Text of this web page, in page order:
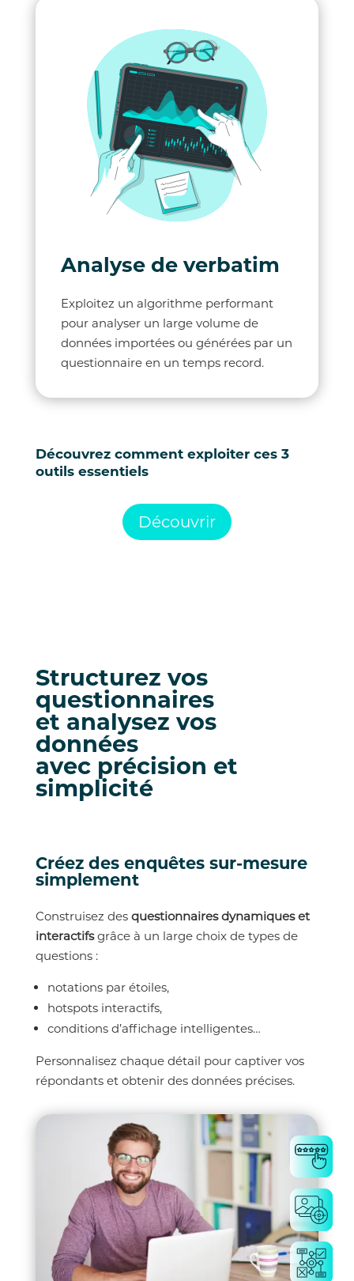
Analyse de verbatim
Exploitez un algorithme performant
pour analyser un large volume de
données importées ou générées par un
questionnaire en un temps record.
Découvrez comment exploiter ces 3
outils essentiels
Découvrir
Structurez vos
questionnaires
et analysez vos
données
avec précision et
simplicité
Créez des enquêtes sur-mesure
simplement
Construisez des questionnaires dynamiques et
interactifsgrâce à un large choix de types de
questions :
notations par étoiles,
hotspots interactifs,
conditions d’affichage intelligentes…
Personnalisez chaque détail pour captiver vos
répondants et obtenir des données précises.